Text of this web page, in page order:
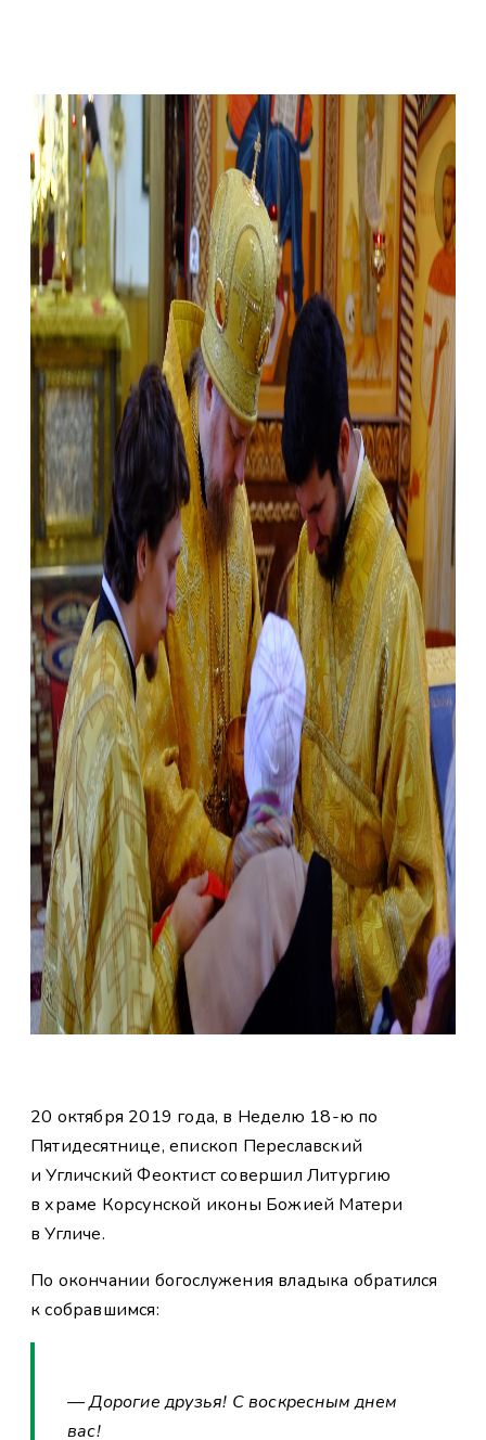
20 октября 2019 года, в Неделю 18-ю по
Пятидесятнице, епископ Переславский
и Угличский Феоктист совершил Литургию
в храме Корсунской иконы Божией Матери
в Угличе.
По окончании богослужения владыка обратился
к собравшимся:
— Дорогие друзья! С воскресным днем
вас!